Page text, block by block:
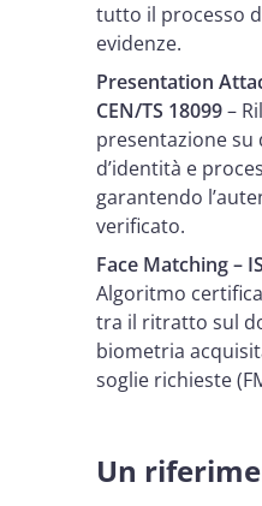
tutto il processo
evidenze.
Presentation
CEN/TS 18099–
presentazione su
d’identità e
garantendo
verificato.
Face Matching –
Algoritmo
tra il ritratto sul
biometria
soglie richieste
Un